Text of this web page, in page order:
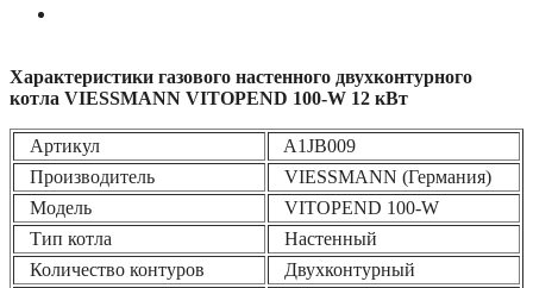
Характеристики газового настенного двухконтурного
котла VIESSMANN VITOPEND 100-W 12 кВт
Артикул
A1JB009
Производитель
VIESSMANN (Германия)
Модель
VITOPEND 100-W
Тип котла
Настенный
Количество контуров
Двухконтурный